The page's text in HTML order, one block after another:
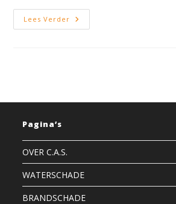
Lees Verder Waterschade
Utrecht
Pagina’s
OVER C.A.S.
WATERSCHADE
BRANDSCHADE